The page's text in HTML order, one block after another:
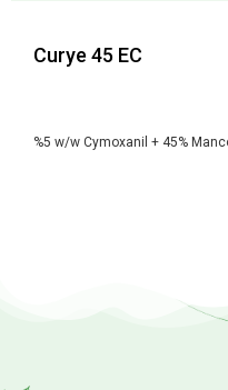
Curye 45 EC
%5 w/w Cymoxanil + 45%